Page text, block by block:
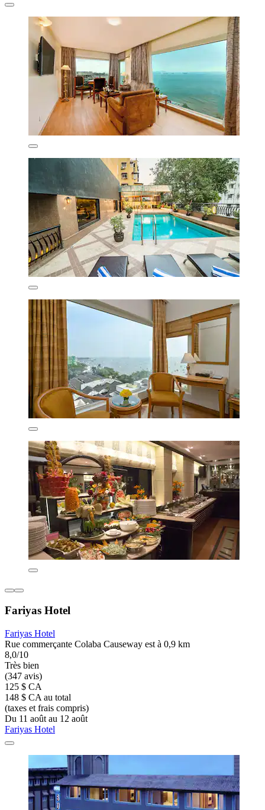
Fariyas Hotel
Fariyas Hotel
Rue commerçante Colaba Causeway est à 0,9 km
8,0/10
Très bien
(347 avis)
125 $ CA
148 $ CA au total
(taxes et frais compris)
Du 11 août au 12 août
Fariyas Hotel